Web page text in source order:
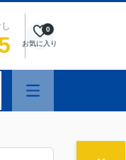
お気に入り
0